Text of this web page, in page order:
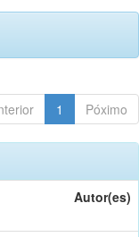
1 Póximo
Autor(es)